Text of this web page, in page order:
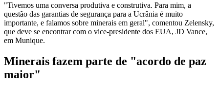
"Tivemos uma conversa produtiva e construtiva. Para mim, a
questão das garantias de segurança para a Ucrânia é muito
importante, e falamos sobre minerais em geral", comentou Zelensky,
que deve se encontrar com o vice-presidente dos EUA, JD Vance,
em Munique.
Minerais fazem parte de "acordo de paz
maior"